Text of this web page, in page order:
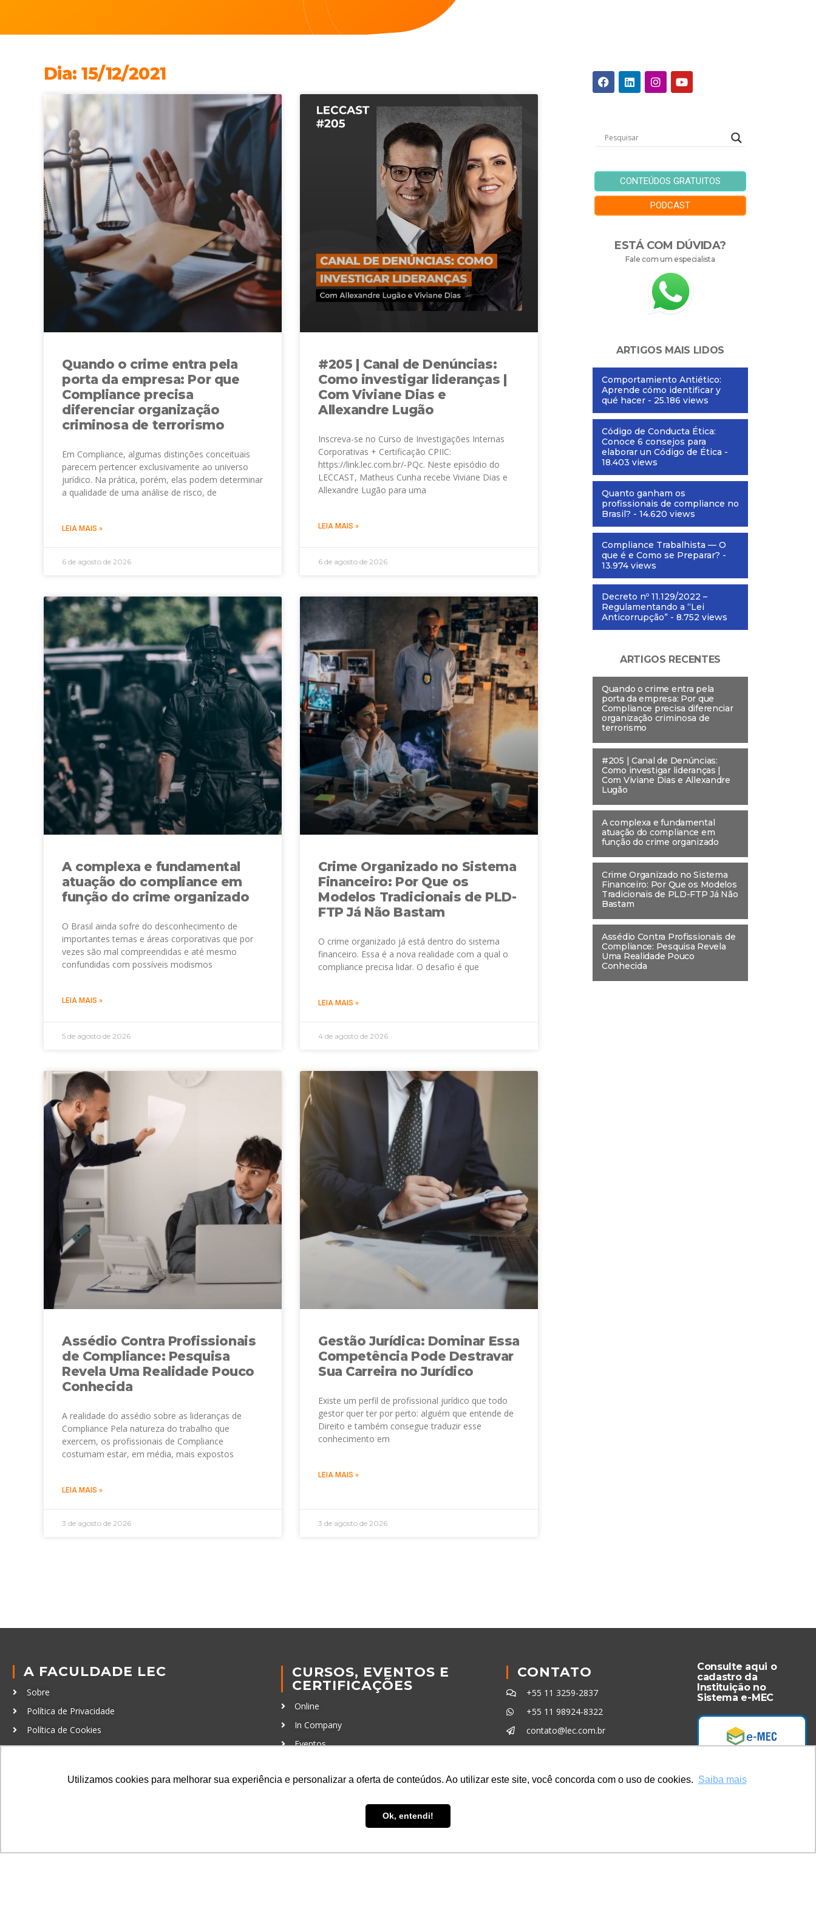
Utilizamos cookies para melhorar sua experiência e personalizar a oferta de conteúdos. Ao utilizar este site, você concorda com o uso de cookies. Saiba mais
Ok, entendi!
Dia: 15/12/2021
Quando o crime entra pela
porta da empresa: Por que
Compliance precisa
diferenciar organização
criminosa de terrorismo
Em Compliance, algumas distinções conceituais
parecem pertencer exclusivamente ao universo
jurídico. Na prática, porém, elas podem determinar
a qualidade de uma análise de risco, de
LEIA MAIS »
6 de agosto de 2026
#205 | Canal de Denúncias:
Como investigar lideranças |
Com Viviane Dias e
Allexandre Lugão
Inscreva-se no Curso de Investigações Internas
Corporativas + Certificação CPIIC:
https://link.lec.com.br/-PQc. Neste episódio do
LECCAST, Matheus Cunha recebe Viviane Dias e
Allexandre Lugão para uma
LEIA MAIS »
6 de agosto de 2026
A complexa e fundamental
atuação do compliance em
função do crime organizado
O Brasil ainda sofre do desconhecimento de
importantes temas e áreas corporativas que por
vezes são mal compreendidas e até mesmo
confundidas com possíveis modismos
LEIA MAIS »
5 de agosto de 2026
Crime Organizado no Sistema
Financeiro: Por Que os
Modelos Tradicionais de PLD-
FTP Já Não Bastam
O crime organizado já está dentro do sistema
financeiro. Essa é a nova realidade com a qual o
compliance precisa lidar. O desafio é que
LEIA MAIS »
4 de agosto de 2026
Assédio Contra Profissionais
de Compliance: Pesquisa
Revela Uma Realidade Pouco
Conhecida
A realidade do assédio sobre as lideranças de
Compliance Pela natureza do trabalho que
exercem, os profissionais de Compliance
costumam estar, em média, mais expostos
LEIA MAIS »
3 de agosto de 2026
Gestão Jurídica: Dominar Essa
Competência Pode Destravar
Sua Carreira no Jurídico
Existe um perfil de profissional jurídico que todo
gestor quer ter por perto: alguém que entende de
Direito e também consegue traduzir esse
conhecimento em
LEIA MAIS »
3 de agosto de 2026
CONTEÚDOS GRATUITOS
PODCAST
ESTÁ COM DÚVIDA?
Fale com um especialista
ARTIGOS MAIS LIDOS
Comportamiento Antiético:
Aprende cómo identificar y
qué hacer - 25.186 views
Código de Conducta Ética:
Conoce 6 consejos para
elaborar un Código de Ética -
18.403 views
Quanto ganham os
profissionais de compliance no
Brasil? - 14.620 views
Compliance Trabalhista — O
que é e Como se Preparar? -
13.974 views
Decreto nº 11.129/2022 –
Regulamentando a “Lei
Anticorrupção” - 8.752 views
ARTIGOS RECENTES
Quando o crime entra pela
porta da empresa: Por que
Compliance precisa diferenciar
organização criminosa de
terrorismo
#205 | Canal de Denúncias:
Como investigar lideranças |
Com Viviane Dias e Allexandre
Lugão
A complexa e fundamental
atuação do compliance em
função do crime organizado
Crime Organizado no Sistema
Financeiro: Por Que os Modelos
Tradicionais de PLD-FTP Já Não
Bastam
Assédio Contra Profissionais de
Compliance: Pesquisa Revela
Uma Realidade Pouco
Conhecida
A FACULDADE LEC
Sobre
Política de Privacidade
Política de Cookies
Código de Conduta
CURSOS, EVENTOS E
CERTIFICAÇÕES
Online
In Company
Eventos
CONTATO
+55 11 3259-2837
+55 11 98924-8322
contato@lec.com.br
Ferramenta Antifraude
Consulte aqui o
cadastro da
Instituição no
Sistema e-MEC